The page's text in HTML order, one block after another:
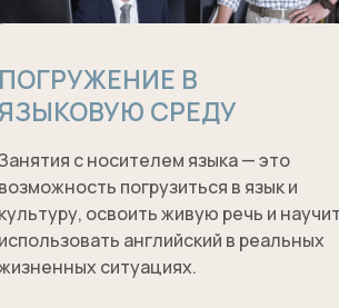
с носителем языка — это
возможность погрузиться в язык и
культуру, освоить живую речь и
использовать английский в реальных
ситуациях.
ПОГРУЖЕНИЕ В
ЯЗЫКОВУЮ СРЕДУ